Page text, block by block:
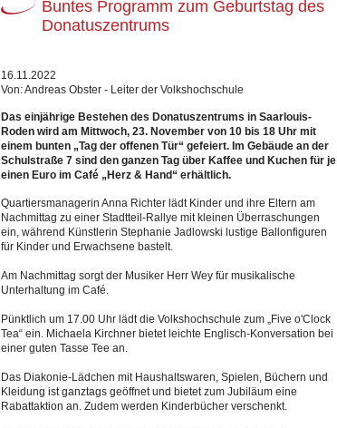
Buntes Programm zum Geburtstag des
Donatuszentrums
16.11.2022
Von: Andreas Obster - Leiter der Volkshochschule
Das einjährige Bestehen des Donatuszentrums in Saarlouis-
Roden wird am Mittwoch, 23. November von 10 bis 18 Uhr mit
einem bunten „Tag der offenen Tür“ gefeiert. Im Gebäude an der
Schulstraße 7 sind den ganzen Tag über Kaffee und Kuchen für je
einen Euro im Café „Herz & Hand“ erhältlich.
Quartiersmanagerin Anna Richter lädt Kinder und ihre Eltern am
Nachmittag zu einer Stadtteil-Rallye mit kleinen Überraschungen
ein, während Künstlerin Stephanie Jadlowski lustige Ballonfiguren
für Kinder und Erwachsene bastelt.
Am Nachmittag sorgt der Musiker Herr Wey für musikalische
Unterhaltung im Café.
Pünktlich um 17.00 Uhr lädt die Volkshochschule zum „Five o'Clock
Tea“ ein. Michaela Kirchner bietet leichte Englisch-Konversation bei
einer guten Tasse Tee an.
Das Diakonie-Lädchen mit Haushaltswaren, Spielen, Büchern und
Kleidung ist ganztags geöffnet und bietet zum Jubiläum eine
Rabattaktion an. Zudem werden Kinderbücher verschenkt.